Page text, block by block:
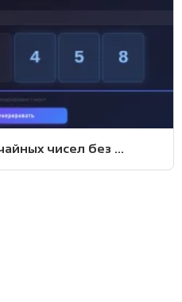
чисел без ...